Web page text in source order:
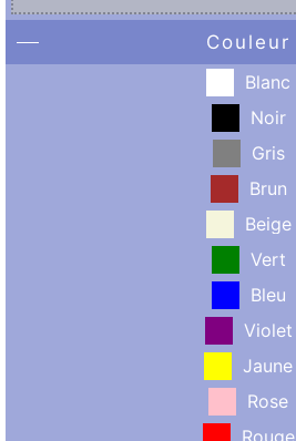
Couleur
Blanc
Noir
Gris
Brun
Beige
Vert
Bleu
Violet
Jaune
Rose
Rouge